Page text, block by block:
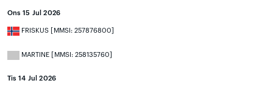
Ons 15 Jul 2026
FRISKUS [MMSI: 257876800]
MARTINE [MMSI: 258135760]
Tis 14 Jul 2026